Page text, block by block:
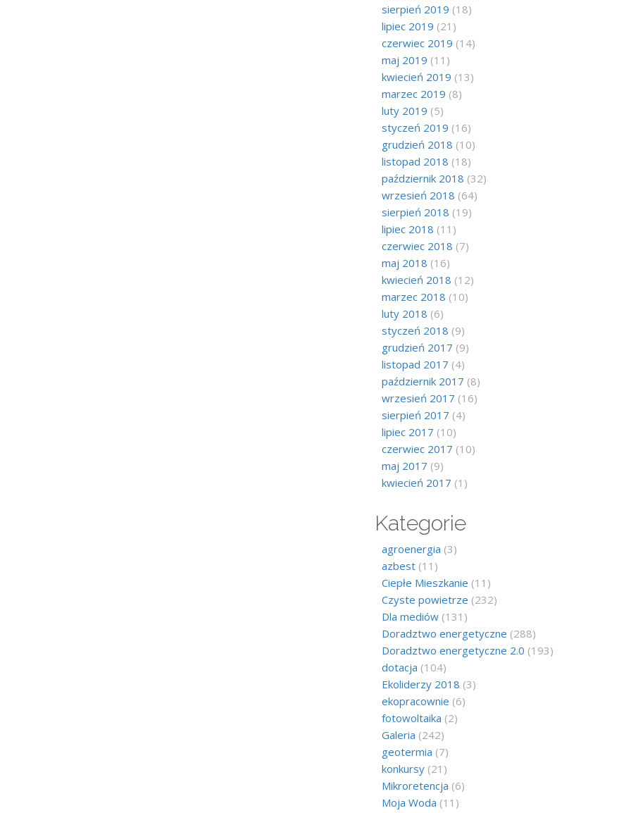
sierpień 2019 (18)
lipiec 2019 (21)
czerwiec 2019 (14)
maj 2019 (11)
kwiecień 2019 (13)
marzec 2019 (8)
luty 2019 (5)
styczeń 2019 (16)
grudzień 2018 (10)
listopad 2018 (18)
październik 2018 (32)
wrzesień 2018 (64)
sierpień 2018 (19)
lipiec 2018 (11)
czerwiec 2018 (7)
maj 2018 (16)
kwiecień 2018 (12)
marzec 2018 (10)
luty 2018 (6)
styczeń 2018 (9)
grudzień 2017 (9)
listopad 2017 (4)
październik 2017 (8)
wrzesień 2017 (16)
sierpień 2017 (4)
lipiec 2017 (10)
czerwiec 2017 (10)
maj 2017 (9)
kwiecień 2017 (1)
Kategorie
agroenergia (3)
azbest(11)
Ciepłe Mieszkanie (11)
Czyste powietrze (232)
Dla mediów(131)
Doradztwo energetyczne (288)
Doradztwo energetyczne 2.0 (193)
dotacja (104)
Ekoliderzy 2018 (3)
ekopracownie (6)
fotowoltaika (2)
Galeria (242)
geotermia (7)
konkursy(21)
Mikroretencja (6)
Moja Woda (11)